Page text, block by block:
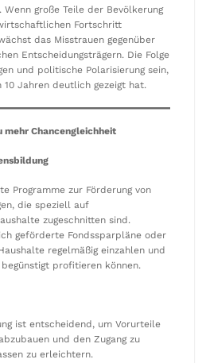
große Teile der Bevölkerung
Fortschritt
das Misstrauen gegenüber
Entscheidungsträgern. Die Folge
und politische Polarisierung sein,
Jahren deutlich gezeigt hat.
mehr Chancengleichheit
Programme zur Förderung von
die speziell auf
zugeschnitten sind.
geförderte Fondssparpläne oder
regelmäßig einzahlen und
profitieren können.
ist entscheidend, um Vorurteile
und den Zugang zu
zu erleichtern.